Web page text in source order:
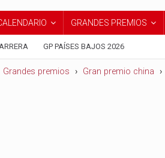
GRANDES PREMIOS
GP PAÍSES BAJOS 2026
Grandes premios Gran premio china